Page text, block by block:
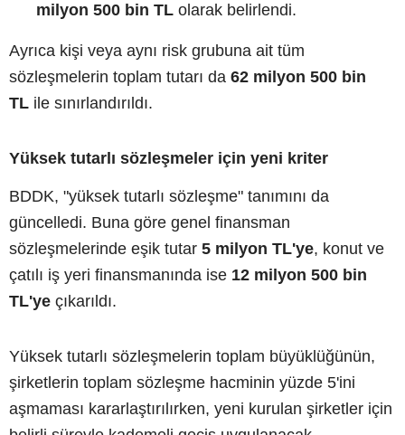
milyon 500 bin TL olarak belirlendi.
Ayrıca kişi veya aynı risk grubuna ait tüm
sözleşmelerin toplam tutarı da 62 milyon 500 bin
TL ile sınırlandırıldı.
Yüksek tutarlı sözleşmeler için yeni kriter
BDDK, "yüksek tutarlı sözleşme" tanımını da
güncelledi. Buna göre genel finansman
sözleşmelerinde eşik tutar 5 milyon TL'ye, konut ve
çatılı iş yeri finansmanında ise 12 milyon 500 bin
TL'ye çıkarıldı.
Yüksek tutarlı sözleşmelerin toplam büyüklüğünün,
şirketlerin toplam sözleşme hacminin yüzde 5'ini
aşmaması kararlaştırılırken, yeni kurulan şirketler için